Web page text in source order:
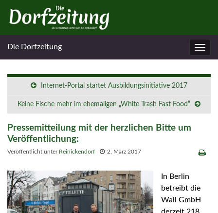
Die Dorfzeitung
Internet-Portal startet Ausbildungsinitiative 2017
Keine Fische mehr im ehemaligen „White Trash Fast Food“
Pressemitteilung mit der herzlichen Bitte um
Veröffentlichung:
Veröffentlicht unter Reinickendorf 2. März 2017
n Berlin
betreibt die
Wall GmbH